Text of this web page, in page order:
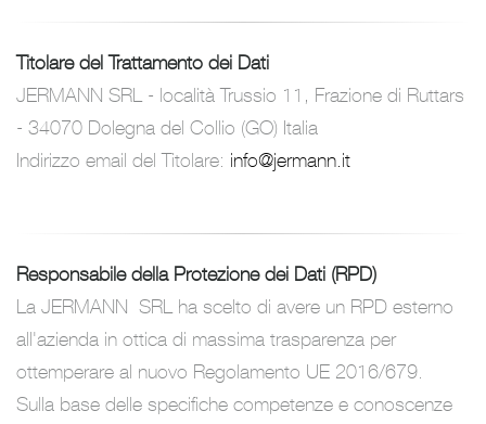
Titolare del Trattamento dei Dati
JERMANN SRL - località Trussio 11, Frazione di Ruttars
- 34070 Dolegna del Collio (GO) Italia
Indirizzo email del Titolare: info@jermann.it
Responsabile della Protezione dei Dati (RPD)
La JERMANN SRL ha scelto di avere un RPD esterno
all'azienda in ottica di massima trasparenza per
ottemperare al nuovo Regolamento UE 2016/679.
Sulla base delle specifiche competenze e conoscenze